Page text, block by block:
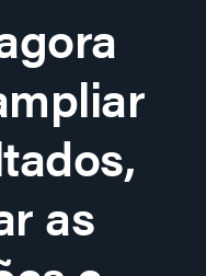
as